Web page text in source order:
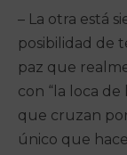
– La otra está
posibilidad de
paz que
con “la loca de
que cruzan
único que